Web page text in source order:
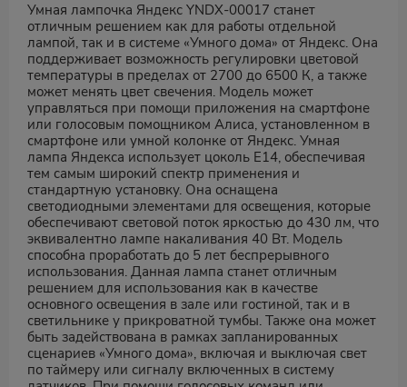
Умная лампочка Яндекс YNDX-00017 станет
отличным решением как для работы отдельной
лампой, так и в системе «Умного дома» от Яндекс. Она
поддерживает возможность регулировки цветовой
температуры в пределах от 2700 до 6500 К, а также
может менять цвет свечения. Модель может
управляться при помощи приложения на смартфоне
или голосовым помощником Алиса, установленном в
смартфоне или умной колонке от Яндекс. Умная
лампа Яндекса использует цоколь E14, обеспечивая
тем самым широкий спектр применения и
стандартную установку. Она оснащена
светодиодными элементами для освещения, которые
обеспечивают световой поток яркостью до 430 лм, что
эквивалентно лампе накаливания 40 Вт. Модель
способна проработать до 5 лет беспрерывного
использования. Данная лампа станет отличным
решением для использования как в качестве
основного освещения в зале или гостиной, так и в
светильнике у прикроватной тумбы. Также она может
быть задействована в рамках запланированных
сценариев «Умного дома», включая и выключая свет
по таймеру или сигналу включенных в систему